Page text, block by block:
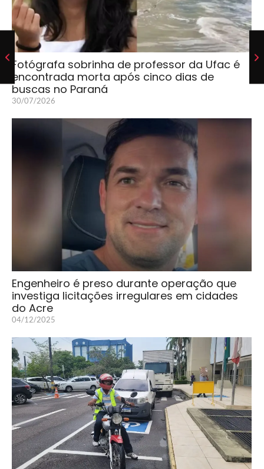
Fotógrafa sobrinha de professor da Ufac é
encontrada morta após cinco dias de
buscas no Paraná
30/07/2026
Engenheiro é preso durante operação que
investiga licitações irregulares em cidades
do Acre
04/12/2025